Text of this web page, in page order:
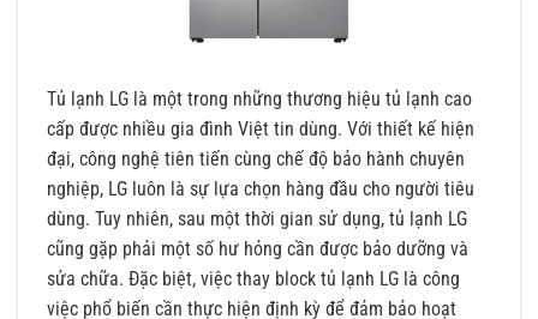
Tủ lạnh LG là một trong những thương hiệu tủ lạnh cao
cấp được nhiều gia đình Việt tin dùng. Với thiết kế hiện
đại, công nghệ tiên tiến cùng chế độ bảo hành chuyên
nghiệp, LG luôn là sự lựa chọn hàng đầu cho người tiêu
dùng. Tuy nhiên, sau một thời gian sử dụng, tủ lạnh LG
cũng gặp phải một số hư hỏng cần được bảo dưỡng và
sửa chữa. Đặc biệt, việc thay block tủ lạnh LG là công
việc phổ biến cần thực hiện định kỳ để đảm bảo hoạt